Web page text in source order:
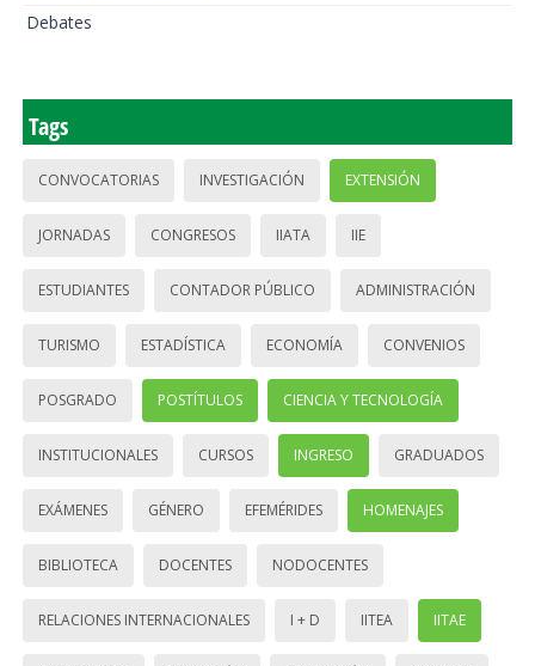
Debates
Tags
CONVOCATORIAS INVESTIGACIÓN EXTENSIÓN
JORNADAS CONGRESOS IIATA IIE
ESTUDIANTES CONTADOR PÚBLICO ADMINISTRACIÓN
TURISMO ESTADÍSTICA ECONOMÍA CONVENIOS
POSGRADO POSTÍTULOS CIENCIA Y TECNOLOGÍA
INSTITUCIONALES CURSOS INGRESO GRADUADOS
EXÁMENES GÉNERO EFEMÉRIDES HOMENAJES
BIBLIOTECA DOCENTES NODOCENTES
RELACIONES INTERNACIONALES I + D IITEA IITAE